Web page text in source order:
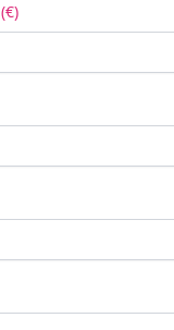
(€)